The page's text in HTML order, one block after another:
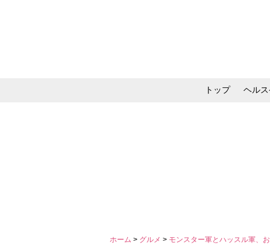
トップ ヘル
ホーム > グルメ > モンスター軍とハッスル軍、